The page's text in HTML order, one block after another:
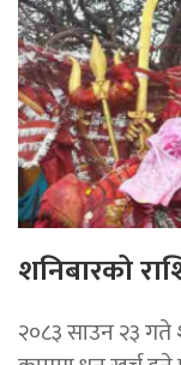
शनिबारको
२०८३ साउन २३